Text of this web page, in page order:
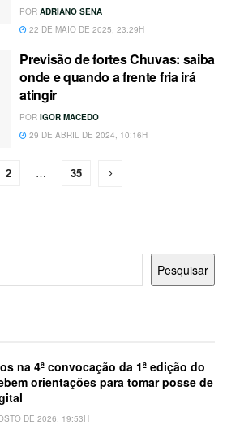
POR ADRIANO SENA
22 DE MAIO DE 2025, 23:29H
Previsão de fortes Chuvas: saiba
onde e quando a frente fria irá
atingir
POR IGOR MACEDO
29 DE ABRIL DE 2024, 10:16H
2 … 35
Pesquisar
na 4ª convocação da 1ª edição do
orientações para tomar posse de
DE 2026, 19:53H